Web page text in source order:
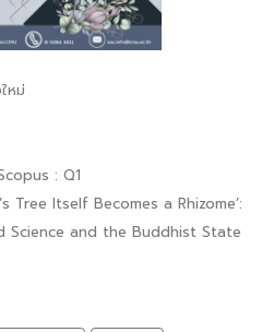
หม่
: Q1
Tree Itself Becomes a Rhizome’:
Science and the Buddhist State